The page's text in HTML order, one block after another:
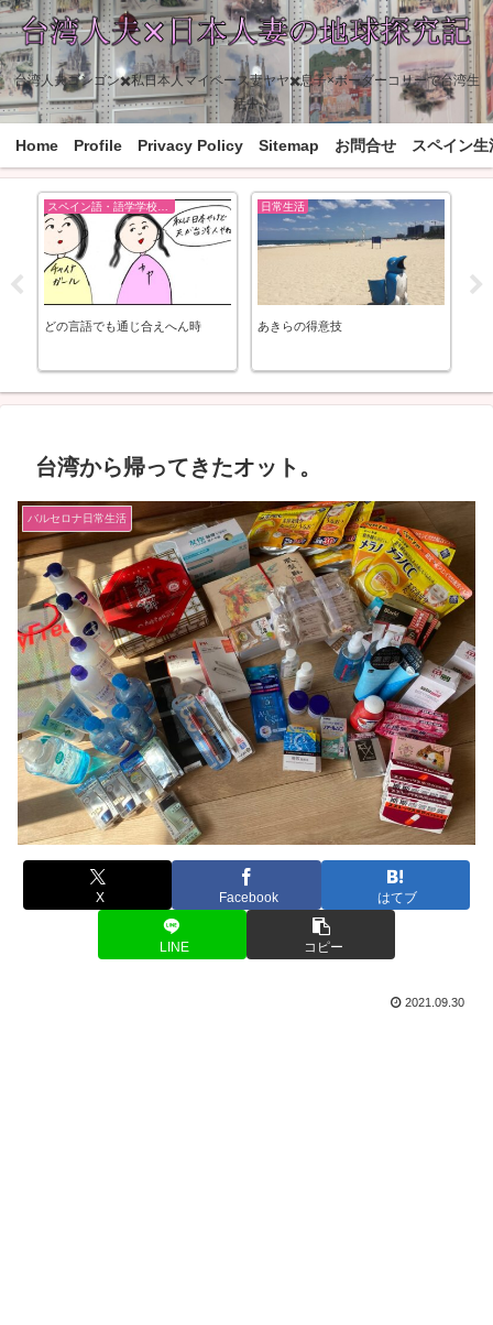
台湾人夫ゴンゴン✖️私日本人マイペース妻ヤヤ✖️息子×ボーダーコリーで台湾生
活中
Home Profile Privacy Policy Sitemap お問合せ スペイン生
どの言語でも通じ合えへん時
日常生活
あきらの得意技
台湾から帰ってきたオット。
バルセロナ日常生活
X Facebook はてブ
LINE コピー
2021.09.30